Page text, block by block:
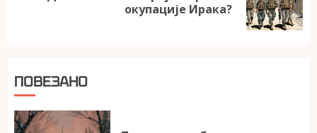
окупације Ирака?
ПОВЕЗАНО